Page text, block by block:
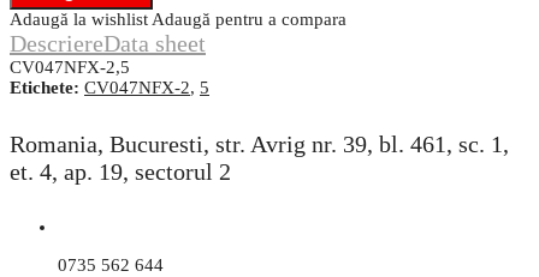
Adaugă la wishlist Adaugă pentru a compara
DescriereData sheet
CV047NFX-2,5
Etichete: CV047NFX-2, 5
Romania, Bucuresti, str. Avrig nr. 39, bl. 461, sc. 1,
et. 4, ap. 19, sectorul 2
0735 562 644